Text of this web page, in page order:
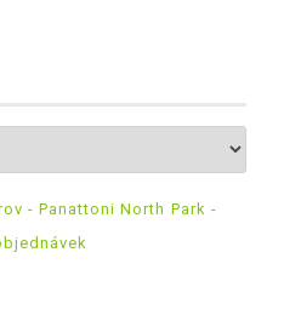
- Panattoni North Park -